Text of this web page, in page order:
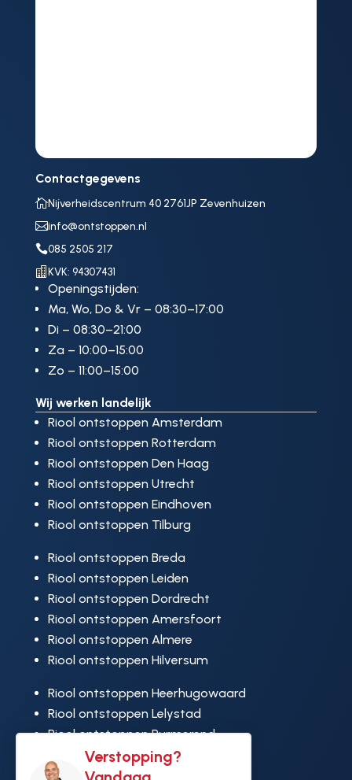
Verstopping?
Contactgegevens
Nijverheidscentrum 40 2761JP Zevenhuizen
info@ontstoppen.nl
085 2505 217
 KVK: 94307431
Openingstijden:
Ma, Wo, Do & Vr – 08:30–17:00
Di – 08:30–21:00
Za – 10:00–15:00
Zo – 11:00–15:00
Wij werken landelijk
Riool ontstoppen Amsterdam
Riool ontstoppen Rotterdam
Riool ontstoppen Den Haag
Riool ontstoppen Utrecht
Riool ontstoppen Eindhoven
Riool ontstoppen Tilburg
Riool ontstoppen Breda
Riool ontstoppen Leiden
Riool ontstoppen Dordrecht
Riool ontstoppen Amersfoort
Riool ontstoppen Almere
Riool ontstoppen Hilversum
Riool ontstoppen Heerhugowaard
Riool ontstoppen Lelystad
Riool ontstoppen Purmerend
Riool ontstoppen Ridderkerk
Riool ontstoppen Rijswijk